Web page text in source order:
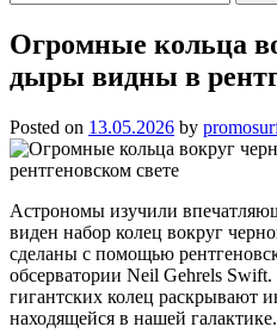
Огромные кольца
дыры видны в
Posted on 13.05.2026 by
Астрономы изучили
виден набор колец вокруг
сделаны с помощью
обсерватории Neil Gehrels
гигантских колец раскрывают
находящейся в нашей галактике.